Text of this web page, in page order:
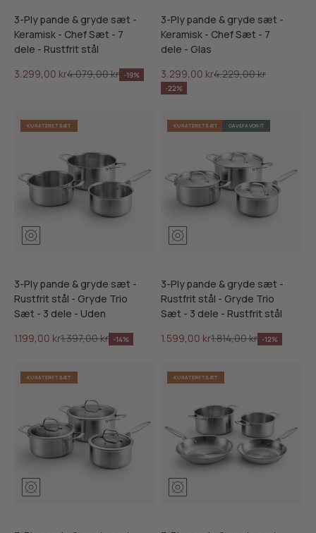
3-Ply pande & gryde sæt -
Keramisk - Chef Sæt - 7
dele - Rustfrit stål
Salgspris
3.299,00 krNormalpris
4.079,00 kr -19%
3-Ply pande & gryde sæt -
Keramisk - Chef Sæt - 7
dele - Glas
Salgspris
3.299,00 krNormalpris
4.229,00 kr
-22%
KURATERET SÆT
3-Ply pande & gryde sæt -
Rustfrit stål - Gryde Trio
Sæt - 3 dele - Uden
Salgspris
1.199,00 krNormalpris
1.397,00 kr -14%
KURATERET SÆT GAVEFAVORIT
3-Ply pande & gryde sæt -
Rustfrit stål - Gryde Trio
Sæt - 3 dele - Rustfrit stål
Salgspris
1.599,00 krNormalpris
1.814,00 kr -12%
KURATERET SÆT KURATERET SÆT